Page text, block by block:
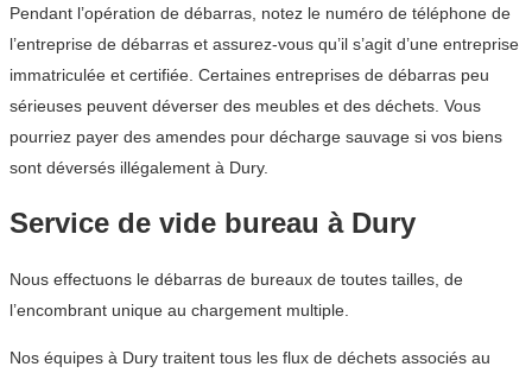
Pendant l’opération de débarras, notez le numéro de téléphone de
l’entreprise de débarras et assurez-vous qu’il s’agit d’une entreprise
immatriculée et certifiée. Certaines entreprises de débarras peu
sérieuses peuvent déverser des meubles et des déchets. Vous
pourriez payer des amendes pour décharge sauvage si vos biens
sont déversés illégalement à Dury.
Service de vide bureau à Dury
Nous effectuons le débarras de bureaux de toutes tailles, de
l’encombrant unique au chargement multiple.
Nos équipes à Dury traitent tous les flux de déchets associés au